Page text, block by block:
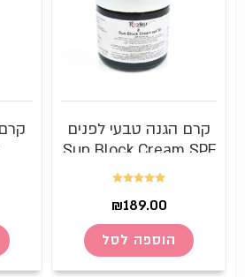
קרם הגנה טבעי לפנים
Sun Block Cream SPF
– 30
מתוך 5
₪189.00
הוספה לסל